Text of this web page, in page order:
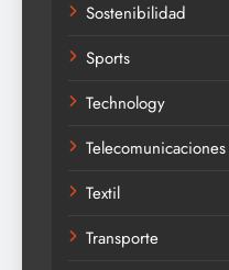
Sostenibilidad
Sports
Technology
Telecomunicaciones
Textil
Transporte